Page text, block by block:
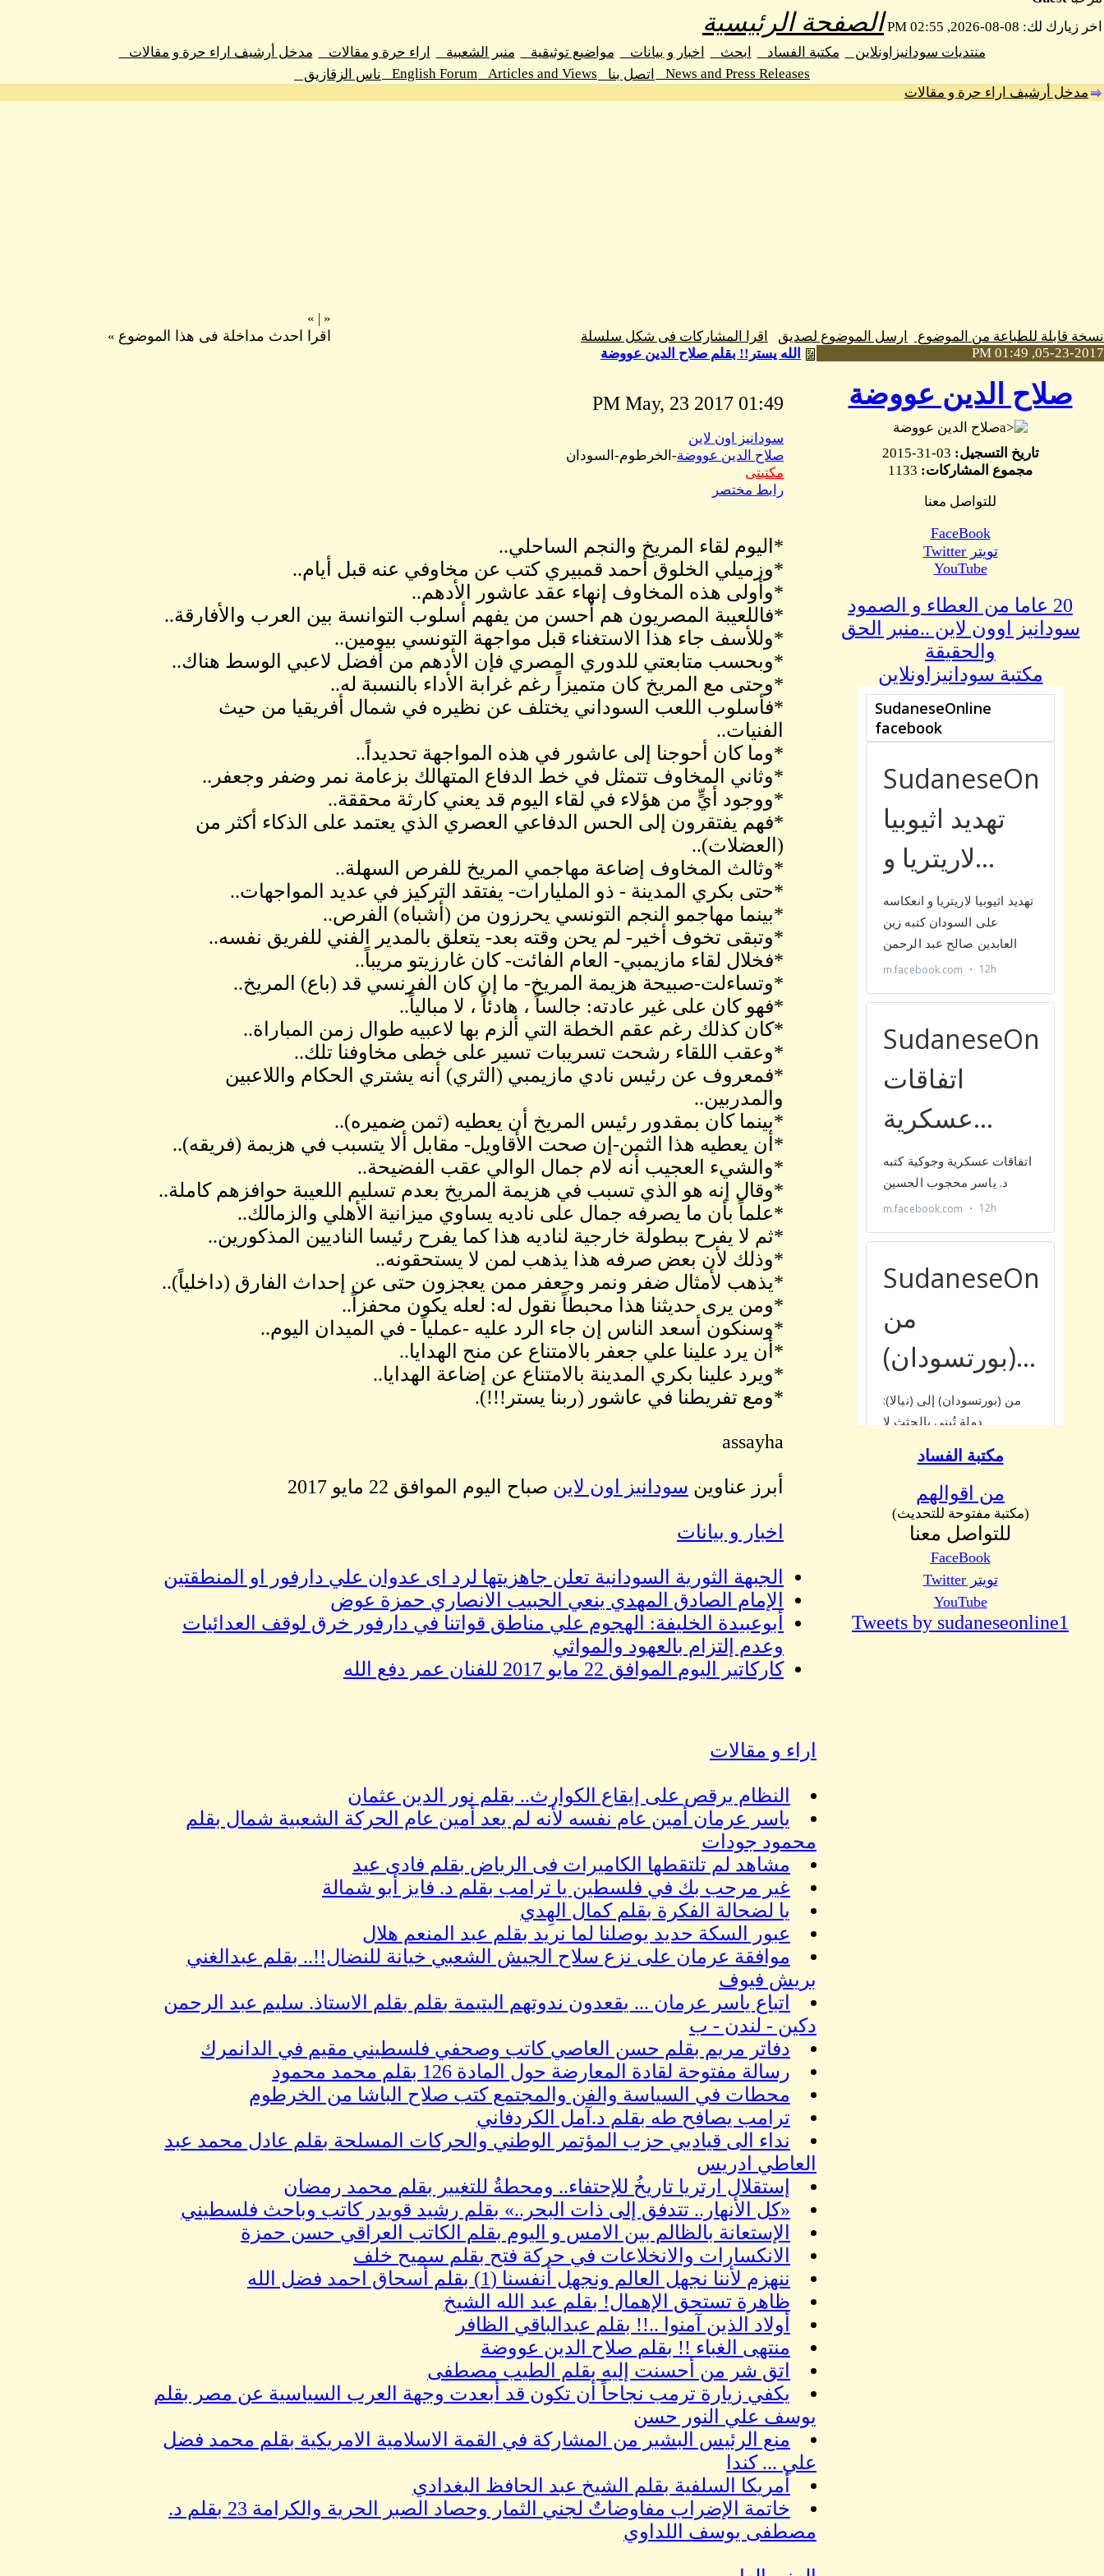
اخر زيارك لك: 08-08-2026, 02:55 PM
الصفحة الرئيسية
منتديات سودانيزاونلاين مكتبة الفساد ابحث اخبار و بيانات مواضيع توثيقية منبر الشعبية اراء حرة و مقالات
مدخل أرشيف اراء حرة و مقالات
News and Press Releases
اتصل بنا Articles and Views
English Forum
ناس الزقازيق
مدخل أرشيف اراء حرة و مقالات
نسخة قابلة للطباعة من الموضوع ارسل الموضوع لصديق اقرا المشاركات فى شكل سلسلة
«
|
»
اقرا احدث مداخلة فى هذا الموضوع »
05-23-2017, 01:49 PM
صلاح الدين عووضة
صلاح الدين عووضة
تاريخ التسجيل:
مجموع المشاركات:
للتواصل معنا
FaceBook
تويتر Twitter
YouTube
20 عاما من العطاء و الصمود
سودانيز اوون لاين ..منبر الحق
والحقيقة
مكتبة سودانيزاونلاين
مكتبة الفساد
من اقوالهم
(مكتبة مفتوحة للتحديث)
للتواصل معنا
FaceBook
تويتر Twitter
YouTube
Tweets by sudaneseonline1
الله يستر!! بقلم صلاح الدين عووضة
01:49 PM May, 23 2017
سودانيز اون لاين
صلاح الدين عووضة-الخرطوم-السودان
مكتبتى
رابط مختصر
*اليوم لقاء المريخ والنجم الساحلي..
*وزميلي الخلوق أحمد قمبيري كتب عن مخاوفي عنه قبل أيام..
*وأولى هذه المخاوف إنهاء عقد عاشور الأدهم..
*فاللعيبة المصريون هم أحسن من يفهم أسلوب التوانسة بين العرب والأفارقة..
*وللأسف جاء هذا الاستغناء قبل مواجهة التونسي بيومين..
*وبحسب متابعتي للدوري المصري فإن الأدهم من أفضل لاعبي الوسط هناك..
*وحتى مع المريخ كان متميزاً رغم غرابة الأداء بالنسبة له..
*فأسلوب اللعب السوداني يختلف عن نظيره في شمال أفريقيا من حيث
الفنيات..
*وما كان أحوجنا إلى عاشور في هذه المواجهة تحديداً..
*وثاني المخاوف تتمثل في خط الدفاع المتهالك بزعامة نمر وضفر وجعفر..
*ووجود أيٍّ من هؤلاء في لقاء اليوم قد يعني كارثة محققة..
*فهم يفتقرون إلى الحس الدفاعي العصري الذي يعتمد على الذكاء أكثر من
(العضلات)..
*وثالث المخاوف إضاعة مهاجمي المريخ للفرص السهلة..
*حتى بكري المدينة - ذو المليارات- يفتقد التركيز في عديد المواجهات..
*بينما مهاجمو النجم التونسي يحرزون من (أشباه) الفرص..
*وتبقى تخوف أخير- لم يحن وقته بعد- يتعلق بالمدير الفني للفريق نفسه..
*فخلال لقاء مازيمبي- العام الفائت- كان غارزيتو مريباً..
*وتساءلت-صبيحة هزيمة المريخ- ما إن كان الفرنسي قد (باع) المريخ..
*فهو كان على غير عادته: جالساً ، هادئاً ، لا مبالياً..
*كان كذلك رغم عقم الخطة التي ألزم بها لاعبيه طوال زمن المباراة..
*وعقب اللقاء رشحت تسريبات تسير على خطى مخاوفنا تلك..
*فمعروف عن رئيس نادي مازيمبي (الثري) أنه يشتري الحكام واللاعبين
والمدربين..
*بينما كان بمقدور رئيس المريخ أن يعطيه (ثمن ضميره)..
*أن يعطيه هذا الثمن-إن صحت الأقاويل- مقابل ألا يتسبب في هزيمة (فريقه)..
*والشيء العجيب أنه لام جمال الوالي عقب الفضيحة..
*وقال إنه هو الذي تسبب في هزيمة المريخ بعدم تسليم اللعيبة حوافزهم كاملة..
*علماً بأن ما يصرفه جمال على ناديه يساوي ميزانية الأهلي والزمالك..
*ثم لا يفرح ببطولة خارجية لناديه هذا كما يفرح رئيسا الناديين المذكورين..
*وذلك لأن بعض صرفه هذا يذهب لمن لا يستحقونه..
*يذهب لأمثال ضفر ونمر وجعفر ممن يعجزون حتى عن إحداث الفارق (داخلياً)..
*ومن يرى حديثنا هذا محبطاً نقول له: لعله يكون محفزاً..
*وسنكون أسعد الناس إن جاء الرد عليه -عملياً - في الميدان اليوم..
*أن يرد علينا علي جعفر بالامتناع عن منح الهدايا..
*ويرد علينا بكري المدينة بالامتناع عن إضاعة الهدايا..
*ومع تفريطنا في عاشور (ربنا يستر!!!).
assayha
أبرز عناوين سودانيز اون لاين صباح اليوم الموافق 22 مايو 2017
اخبار و بيانات
الجبهة الثورية السودانية تعلن جاهزيتها لرد اى عدوان علي دارفور او المنطقتين
الإمام الصادق المهدي ينعي الحبيب الانصاري حمزة عوض
أبوعبيدة الخليفة: الهجوم علي مناطق قواتنا في دارفور خرق لوقف العدائيات
وعدم إلتزام بالعهود والمواثي
كاركاتير اليوم الموافق 22 مايو 2017 للفنان عمر دفع الله
اراء و مقالات
النظام يرقص على إيقاع الكوارث.. بقلم نور الدين عثمان
ياسر عرمان أمين عام نفسه لأنه لم يعد أمين عام الحركة الشعبية شمال بقلم
محمود جودات
مشاهد لم تلتقطها الكاميرات فى الرياض بقلم فادى عيد
غير مرحب بك في فلسطين يا ترامب بقلم د. فايز أبو شمالة
يا لضحالة الفكرة بقلم كمال الهِدي
عبور السكة حديد يوصلنا لما نريد بقلم عبد المنعم هلال
موافقة عرمان على نزع سلاح الجيش الشعبي خيانة للنضال!!.. بقلم عبدالغني
بريش فيوف
اتباع ياسر عرمان ... يقعدون ندوتهم اليتيمة بقلم بقلم الاستاذ. سليم عبد الرحمن
دكين - لندن - ب
دفاتر مريم بقلم حسن العاصي كاتب وصحفي فلسطيني مقيم في الدانمرك
رسالة مفتوحة لقادة المعارضة حول المادة 126 بقلم محمد محمود
محطات في السياسة والفن والمجتمع كتب صلاح الباشا من الخرطوم
ترامب يصافح طه بقلم د.آمل الكردفاني
نداء الى قياديي حزب المؤتمر الوطني والحركات المسلحة بقلم عادل محمد عبد
العاطي ادريس
إستقلال ارتريا تاريخُ للإحتفاء.. ومحطةُ للتغيير بقلم محمد رمضان
«كل الأنهار.. تتدفق إلى ذات البحر..» بقلم رشيد قويدر كاتب وباحث فلسطيني
الإستعانة بالظالم بين الامس و اليوم بقلم الكاتب العراقي حسن حمزة
الانكسارات والانخلاعات في حركة فتح بقلم سميح خلف
ننهزم لأننا نجهل العالم ونجهل أنفسنا (1) بقلم أسحاق احمد فضل الله
ظاهرة تستحق الإهمال! بقلم عبد الله الشيخ
أولاد الذين آمنوا ..!! بقلم عبدالباقي الظافر
منتهى الغباء !! بقلم صلاح الدين عووضة
اتق شر من أحسنت إليه بقلم الطيب مصطفى
يكفي زيارة ترمب نجاحاً أن تكون قد أبعدت وجهة العرب السياسية عن مصر بقلم
يوسف علي النور حسن
منع الرئيس البشير من المشاركة في القمة الاسلامية الامريكية بقلم محمد فضل
علي ... كندا
أمريكا السلفية بقلم الشيخ عبد الحافظ البغدادي
خاتمة الإضراب مفاوضاتٌ لجني الثمار وحصاد الصبر الحرية والكرامة 23 بقلم د.
مصطفى يوسف اللداوي